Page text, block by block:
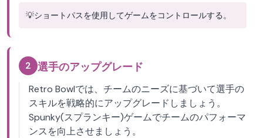
💡ショートパスを使用してゲームをコントロールする。
2 選手のアップグレード
Retro Bowlでは、チームのニーズに基づいて選手の
スキルを戦略的にアップグレードしましょう。
Spunky(スプランキー)ゲームでチームのパフォーマ
ンスを向上させましょう。